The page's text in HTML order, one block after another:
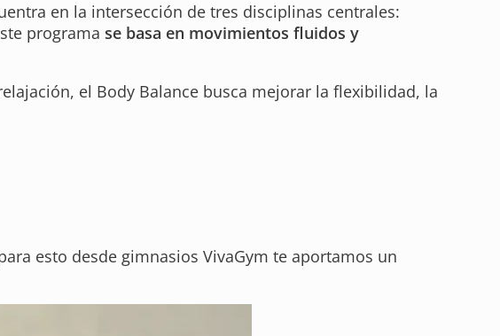
en la intersección de tres disciplinas centrales:
programa se basa en movimientos fluidos y
el Body Balance busca mejorar la flexibilidad, la
esto desde gimnasios VivaGym te aportamos un